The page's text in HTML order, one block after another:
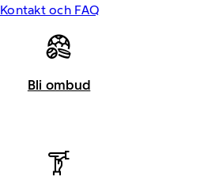
Kontakt och FAQ
Bli ombud